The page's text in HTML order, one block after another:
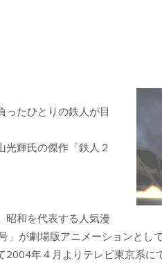
ったひとりの鉄人が目
輝氏の傑作「鉄人２
和を代表する人気漫
が劇場版アニメーションとし
年４月よりテレビ東京系に